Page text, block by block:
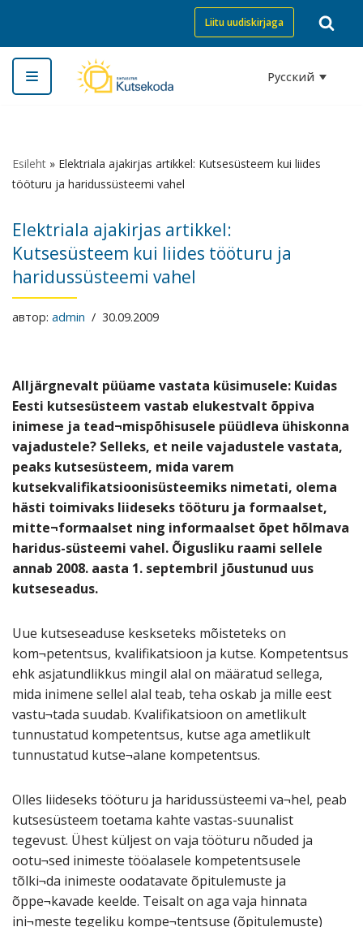
Перейти
к
содержимому
Liitu uudiskirjaga
Русский
Esileht » Elektriala ajakirjas artikkel: Kutsesüsteem kui liides
tööturu ja haridussüsteemi vahel
Elektriala ajakirjas artikkel:
Kutsesüsteem kui liides tööturu ja
haridussüsteemi vahel
автор: admin 30.09.2009
Alljärgnevalt püüame vastata küsimusele: Kuidas
Eesti kutsesüsteem vastab elukestvalt õppiva
inimese ja tead¬mispõhisusele püüdleva ühiskonna
vajadustele? Selleks, et neile vajadustele vastata,
peaks kutsesüsteem, mida varem
kutsekvalifikatsioonisüsteemiks nimetati, olema
hästi toimivaks liideseks tööturu ja formaalset,
mitte¬formaalset ning informaalset õpet hõlmava
haridus-süsteemi vahel. Õigusliku raami sellele
annab 2008. aasta 1. septembril jõustunud uus
kutseseadus.
Uue kutseseaduse keskseteks mõisteteks on
kom¬petentsus, kvalifikatsioon ja kutse. Kompetentsus
ehk asjatundlikkus mingil alal on määratud sellega,
mida inimene sellel alal teab, teha oskab ja mille eest
vastu¬tada suudab. Kvalifikatsioon on ametlikult
tunnustatud kompetentsus, kutse aga ametlikult
tunnustatud kutse¬alane kompetentsus.
Olles liideseks tööturu ja haridussüsteemi va¬hel, peab
kutsesüsteem toetama kahte vastas-suunalist
tegevust. Ühest küljest on vaja tööturu nõuded ja
ootu¬sed inimeste tööalasele kompetentsusele
tõlki¬da inimeste oodatavate õpitulemuste ja
õppe¬kavade keelde. Teisalt on aga vaja hinnata
ini¬meste tegeliku kompe¬tentsuse (õpitulemuste)